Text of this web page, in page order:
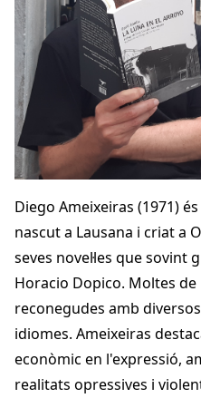
Diego Ameixeiras (1971)
nascut a Lausana i criat a
seves novel·les que
Horacio Dopico. Moltes
reconegudes amb
idiomes. Ameixeiras
econòmic en l'expressió,
realitats opressives i